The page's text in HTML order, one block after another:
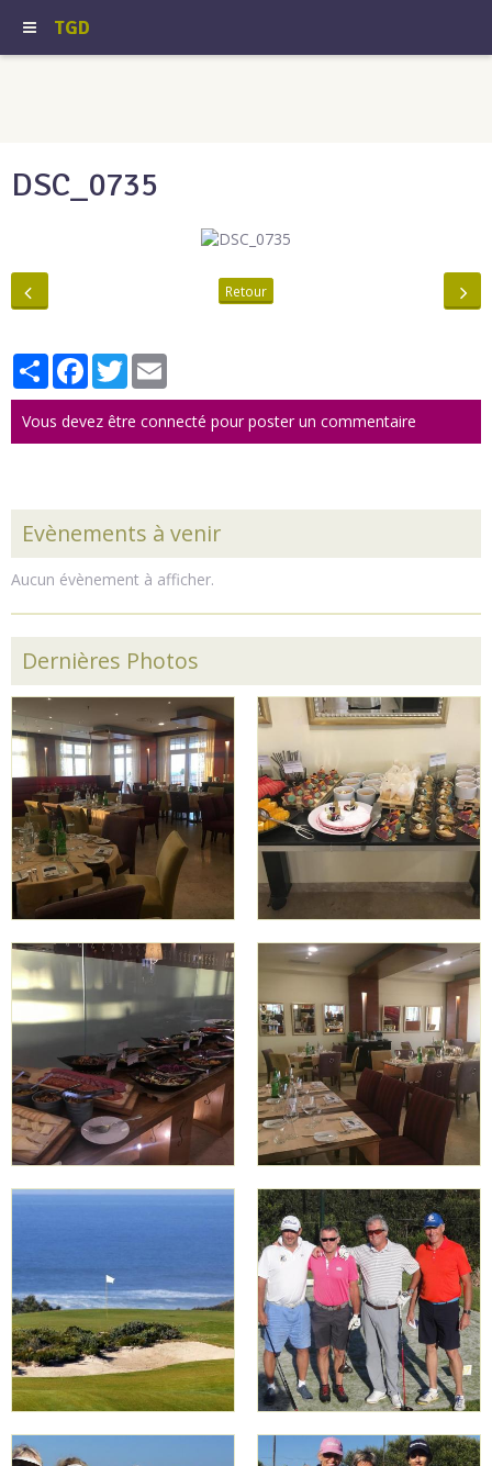
TGD
DSC_0735
Retour
PartagerFacebook
Twitter
Vous devez être connecté pour poster un commentaire
Evènements à venir
Aucun évènement à afficher.
Dernières Photos